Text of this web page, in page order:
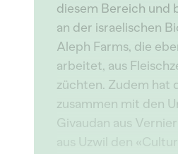
diesem Bereich und
an der israelischen
Aleph Farms, die
arbeitet, aus
züchten. Zudem hat
zusammen mit den
Givaudan aus
aus Uzwil den